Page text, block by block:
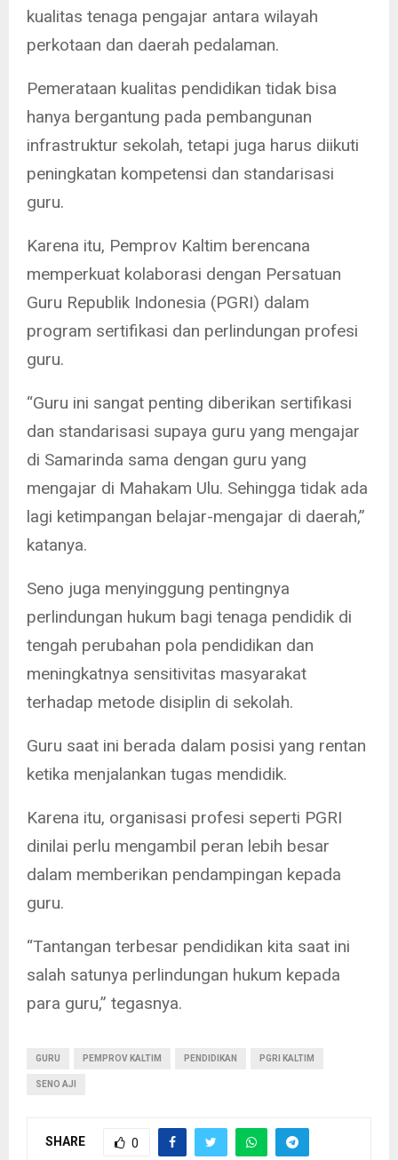
kualitas tenaga pengajar antara wilayah
perkotaan dan daerah pedalaman.
Pemerataan kualitas pendidikan tidak bisa
hanya bergantung pada pembangunan
infrastruktur sekolah, tetapi juga harus diikuti
peningkatan kompetensi dan standarisasi
guru.
Karena itu, Pemprov Kaltim berencana
memperkuat kolaborasi dengan Persatuan
Guru Republik Indonesia (PGRI) dalam
program sertifikasi dan perlindungan profesi
guru.
“Guru ini sangat penting diberikan sertifikasi
dan standarisasi supaya guru yang mengajar
di Samarinda sama dengan guru yang
mengajar di Mahakam Ulu. Sehingga tidak ada
lagi ketimpangan belajar-mengajar di daerah,”
katanya.
Seno juga menyinggung pentingnya
perlindungan hukum bagi tenaga pendidik di
tengah perubahan pola pendidikan dan
meningkatnya sensitivitas masyarakat
terhadap metode disiplin di sekolah.
Guru saat ini berada dalam posisi yang rentan
ketika menjalankan tugas mendidik.
Karena itu, organisasi profesi seperti PGRI
dinilai perlu mengambil peran lebih besar
dalam memberikan pendampingan kepada
guru.
“Tantangan terbesar pendidikan kita saat ini
salah satunya perlindungan hukum kepada
para guru,” tegasnya.
GURU PEMPROV KALTIM PENDIDIKAN PGRI KALTIM
SENO AJI
SHARE 0